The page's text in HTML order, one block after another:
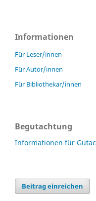
Informationen
Für Leser/innen
Für Autor/innen
Für Bibliothekar/innen
Begutachtung
Informationen für
Beitrag einreichen